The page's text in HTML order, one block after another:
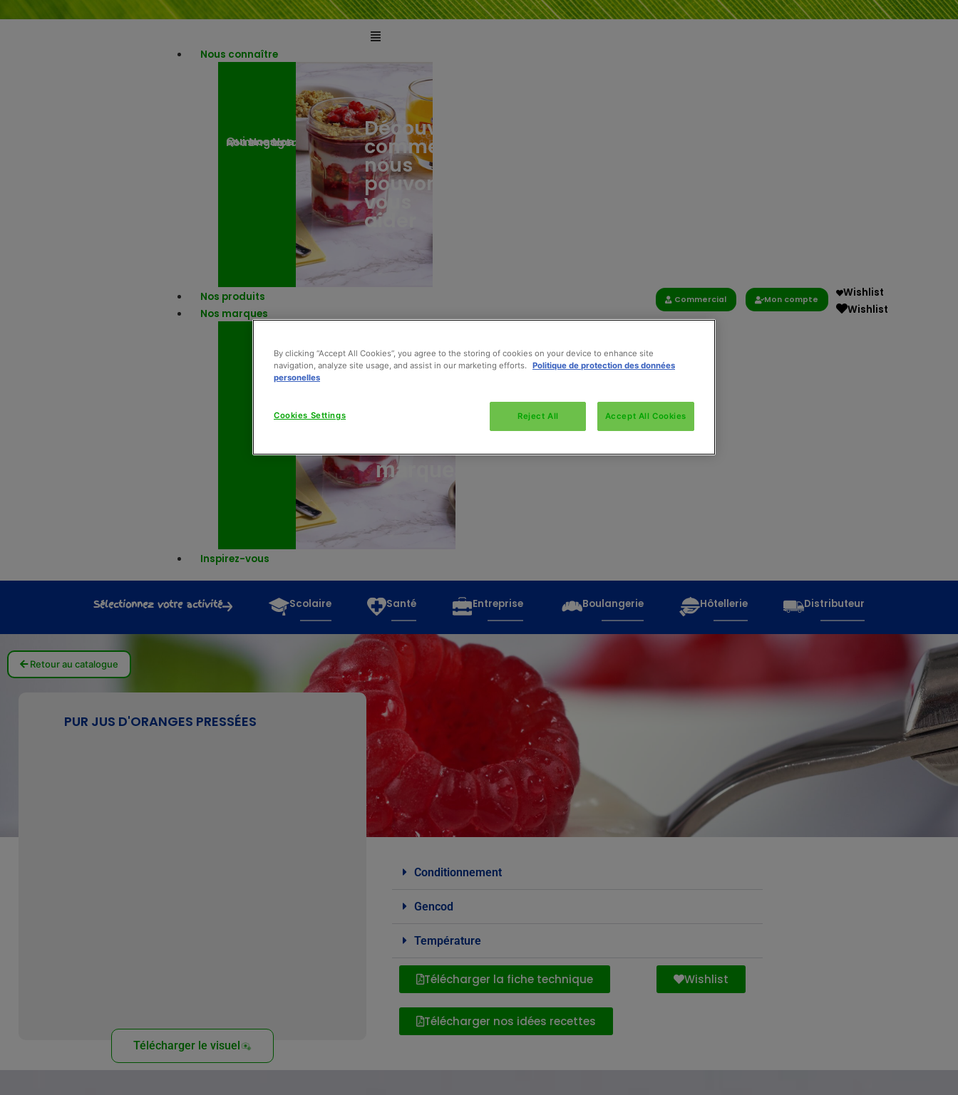
Nous connaître
Qui sommes-nous ? Nos engagements
Nos actualités
Découvrez
comment
nous
pouvons
vous
aider
Nos produits
Nos marques
les
marques
Inspirez-vous
Commercial Mon compte
Wishlist
Wishlist
Sélectionnez votre activité Scolaire Santé Entreprise Boulangerie Hôtellerie Distributeur
Retour au catalogue
PUR JUS D'ORANGES PRESSÉES
Télécharger le visuel
Conditionnement
Gencod
Température
Télécharger la fiche technique
Télécharger nos idées recettes
Wishlist
By clicking “Accept All Cookies”, you agree to the storing of cookies on your device to enhance site
navigation, analyze site usage, and assist in our marketing efforts. Politique de protection des données
personelles
Reject All Accept All Cookies
Cookies Settings